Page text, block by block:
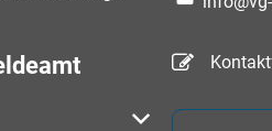
auszublenden